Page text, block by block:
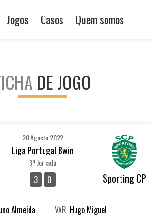
Jogos Casos Quem somos
DE JOGO
20 Agosto 2022
Liga Portugal Bwin
3ª Jornada
3 0 Sporting CP
Almeida VAR Hugo Miguel